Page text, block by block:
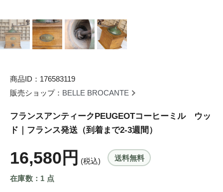
商品ID：176583119
販売ショップ： BELLE BROCANTE
フランスアンティークPEUGEOTコーヒーミル ウッ
ド｜フランス発送（到着まで2-3週間）
16,580円 (税込) 送料無料
在庫数：1 点